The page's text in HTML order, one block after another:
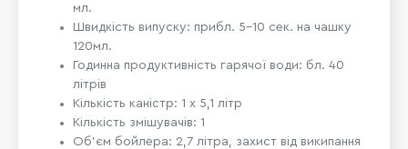
мл.
Швидкість випуску: прибл. 5-10 сек. на чашку
120мл.
Годинна продуктивність гарячої води: бл. 40
літрів
Кількість каністр: 1 х 5,1 літр
Кількість змішувачів: 1
Об'єм бойлера: 2,7 літра, захист від википання